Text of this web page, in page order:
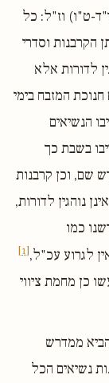
ט"ו) וז"ל: כל
הקרבנות וסדרי
לדורות אלא
חנוכת המזבח בימי
הנשיאים
בשבת כך
שם, וכן קרבנות
נוהגין לדורות,
כמו
לגרוע עכ"ל,[1]
כן מחמת ציווי
ממדרש
נשיאים הכל